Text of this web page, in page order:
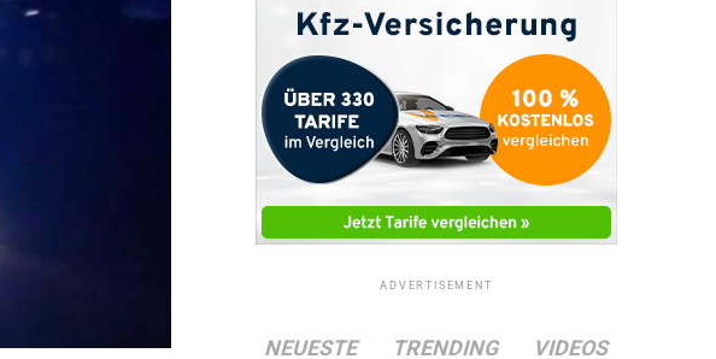
ADVERTISEMENT
NEUESTE TRENDING VIDEOS